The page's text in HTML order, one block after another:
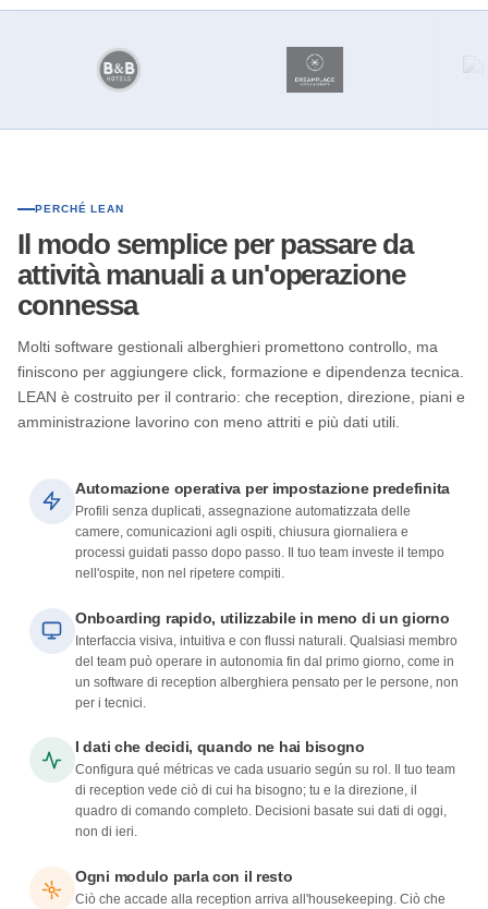
PERCHÉ LEAN
Il modo semplice per passare da
attività manuali a un'operazione
connessa
Molti software gestionali alberghieri promettono controllo, ma
finiscono per aggiungere click, formazione e dipendenza tecnica.
LEAN è costruito per il contrario: che reception, direzione, piani e
amministrazione lavorino con meno attriti e più dati utili.
Automazione operativa per impostazione predefinita
Profili senza duplicati, assegnazione automatizzata delle
camere, comunicazioni agli ospiti, chiusura giornaliera e
processi guidati passo dopo passo. Il tuo team investe il tempo
nell'ospite, non nel ripetere compiti.
Onboarding rapido, utilizzabile in meno di un giorno
Interfaccia visiva, intuitiva e con flussi naturali. Qualsiasi membro
del team può operare in autonomia fin dal primo giorno, come in
un software di reception alberghiera pensato per le persone, non
per i tecnici.
I dati che decidi, quando ne hai bisogno
Configura qué métricas ve cada usuario según su rol. Il tuo team
di reception vede ciò di cui ha bisogno; tu e la direzione, il
quadro di comando completo. Decisioni basate sui dati di oggi,
non di ieri.
Ogni modulo parla con il resto
Ciò che accade alla reception arriva all'housekeeping. Ciò che